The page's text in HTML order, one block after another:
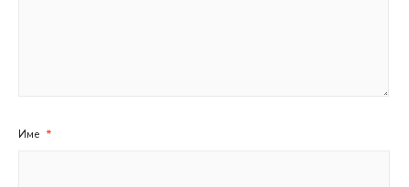
Име *